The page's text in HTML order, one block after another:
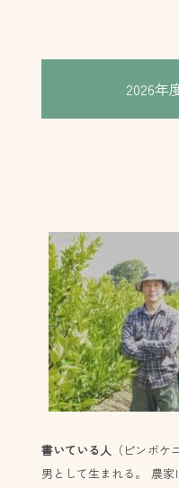
2026年
書いている人 （ピンボ
男として生まれる。 農